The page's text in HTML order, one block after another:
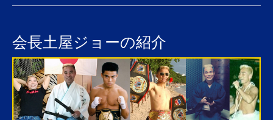
会長土屋ジョーの紹介